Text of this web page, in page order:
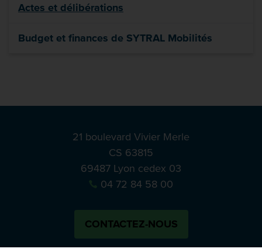
Actes et délibérations
Budget et finances de SYTRAL Mobilités
21 boulevard Vivier Merle
CS 63815
69487 Lyon cedex 03
04 72 84 58 00
CONTACTEZ-NOUS